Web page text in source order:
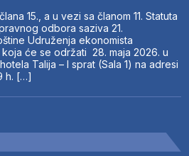
15., a u vezi sa članom 11. Statuta
odbora saziva 21.
Udruženja ekonomista
će se održati 28. maja 2026. u
Talija – I sprat (Sala 1) na adresi
h. […]